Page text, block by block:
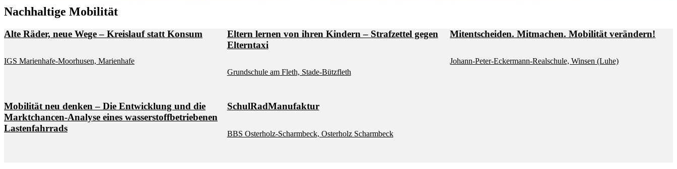
Nach­hal­ti­ge Mo­bi­li­tät
Alte Rä­der, neue Wege – Kreis­lauf statt Kon­sum
IGS Ma­ri­en­ha­fe-Moor­husen, Ma­ri­en­ha­fe
El­tern ler­nen von ih­ren Kin­dern – Straf­zet­tel ge­gen
El­tern­ta­xi
Grund­schu­le am Fleth, Sta­de-Bütz­fleth
Mit­ent­schei­den. Mit­ma­chen. Mo­bi­li­tät ver­än­dern!
Jo­hann-Pe­ter-Ecker­mann-Re­al­schu­le, Win­sen (Luhe)
Mo­bi­li­tät neu den­ken – Die Ent­wick­lung und die
Markt­chan­cen-Ana­ly­se ei­nes was­ser­stoff­be­trie­be­nen
Las­ten­fahr­rads
Schul­Rad­Ma­nu­fak­tur
BBS Os­ter­holz-Scharm­beck, Os­ter­holz Scharm­beck